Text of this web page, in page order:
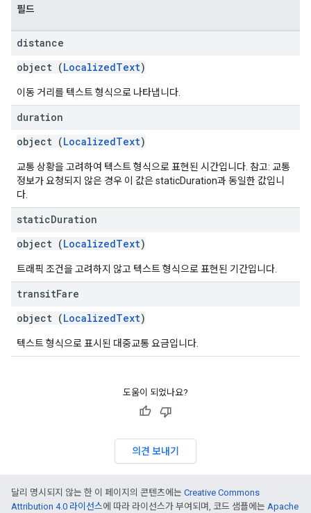
필드
distance
object (LocalizedText)
이동 거리를 텍스트 형식으로 나타냅니다.
duration
object (LocalizedText)
교통 상황을 고려하여 텍스트 형식으로 표현된 시간입니다. 참고: 교통
정보가 요청되지 않은 경우 이 값은 staticDuration과 동일한 값입니
다.
staticDuration
object (LocalizedText)
트래픽 조건을 고려하지 않고 텍스트 형식으로 표현된 기간입니다.
transitFare
object (LocalizedText)
텍스트 형식으로 표시된 대중교통 요금입니다.
도움이 되었나요?
의견 보내기
달리 명시되지 않는 한 이 페이지의 콘텐츠에는 Creative Commons
Attribution 4.0 라이선스에 따라 라이선스가 부여되며, 코드 샘플에는 Apache